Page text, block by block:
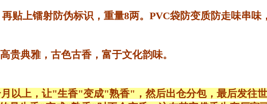
贴上镭射防伪标识，重量8两。PVC袋防变质防走味串味
贵典雅，古色古香，富于文化韵味。
以上，让"生香"变成"熟香"，然后出仓分包，最后发往